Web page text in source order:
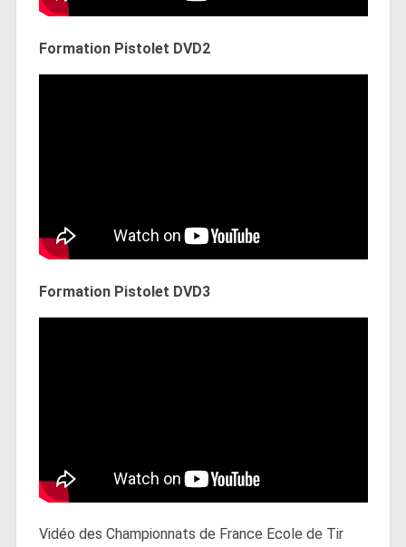
Formation Pistolet DVD2
Formation Pistolet DVD3
Vidéo des Championnats de France Ecole de Tir